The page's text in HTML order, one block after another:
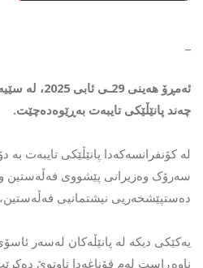
ئەمڕۆ
چەند پانێڵێکی تایبەت بەڕێوەدەچێت.
لە کۆنفرانسەکەدا پانێڵێکی تایبەت
سەرۆک وەزیرانی پێشووی فەڵەستین
دەستپێشخەریی نیشتمانیی
یەکێکی دیکە لە پانێڵەکان لەسەر
ناوەڕاست لەم قۆناغەدا تاوتوێ